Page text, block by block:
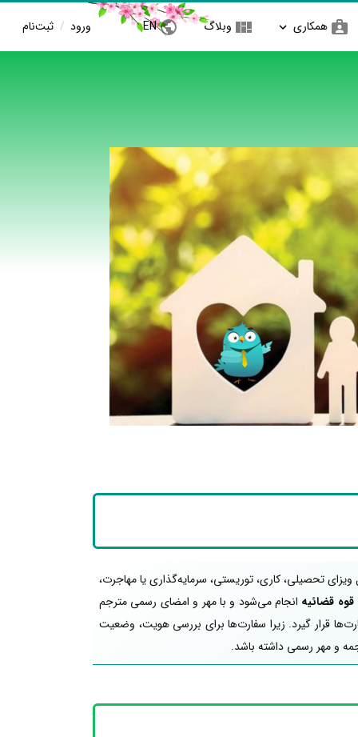
همکاری وبلاگ EN ورود / ثبت‌نام
تحصیلی، کاری، توریستی، سرمایه‌گذاری یا مهاجرت،
قضائیه انجام می‌شود و با مهر و امضای رسمی مترجم
قرار گیرد. زیرا سفارت‌ها برای بررسی هویت، وضعیت
و مهر رسمی داشته باشد.